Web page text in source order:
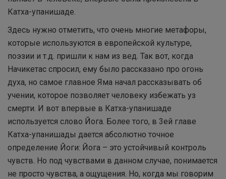
Катха-упанишаде.
Здесь нужно отметить, что очень многие метафоры,
которые используются в европейской культуре,
поэзии и т.д. пришли к нам из вед. Так вот, когда
Начикетас спросил, ему было рассказано про огонь
духа, но самое главное Яма начал рассказывать об
учении, которое позволяет человеку избежать уз
смерти. И вот впервые в Катха-упанишаде
используется слово Йога. Более того, в 3ей главе
Катха-упанишады дается абсолютно точное
определение Йоги: Йога – это устойчивый контроль
чувств. Но под чувствами в данном случае, понимается
не просто чувства, а ощущения. Но, когда мы говорим